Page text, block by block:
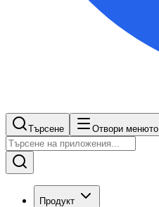
Търсене Отвори менюто
Продукт